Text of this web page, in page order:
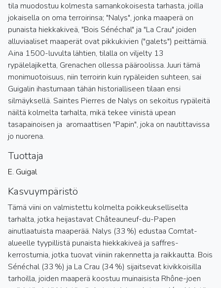
tila muodostuu kolmesta samankokoisesta tarhasta, joilla
jokaisella on oma terroirinsa; "Nalys", jonka maaperä on
punaista hiekkakiveä, "Bois Sénéchal" ja "La Crau" joiden
alluviaaliset maaperät ovat pikkukivien ("galets") peittämiä.
Aina 1500-luvulta lähtien, tilalla on viljelty 13
rypälelajiketta, Grenachen ollessa pääroolissa. Juuri tämä
monimuotoisuus, niin terroirin kuin rypäleiden suhteen, sai
Guigalin ihastumaan tähän historialliseen tilaan ensi
silmäyksellä. Saintes Pierres de Nalys on sekoitus rypäleitä
näiltä kolmelta tarhalta, mikä tekee viinistä upean
tasapainoisen ja aromaattisen "Papin", joka on nautittavissa
jo nuorena.
Tuottaja
E. Guigal
Kasvuympäristö
Tämä viini on valmistettu kolmelta poikkeukselliselta
tarhalta, jotka heijastavat Châteauneuf-du-Papen
ainutlaatuista maaperää. Nalys (33 %) edustaa Comtat-
alueelle tyypillistä punaista hiekkakiveä ja saffres-
kerrostumia, jotka tuovat viiniin rakennetta ja raikkautta. Bois
Sénéchal (33 %) ja La Crau (34 %) sijaitsevat kivikkoisilla
tarhoilla, joiden maaperä koostuu muinaisista Rhône-joen